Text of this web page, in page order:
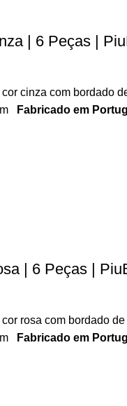
| 6 Peças |
cinza com bordado
Fabricado em
| 6 Peças |
rosa com bordado
Fabricado em